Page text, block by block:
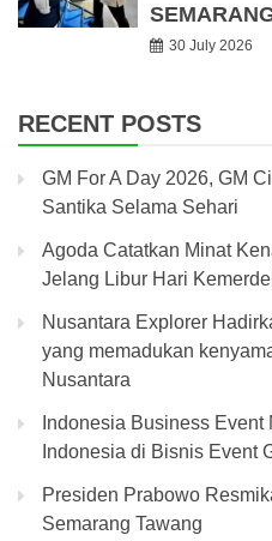
30 July 2026
RECENT POSTS
GM For A Day 2026, GM
Santika Selama Sehari
Agoda Catatkan Minat
Jelang Libur Hari
Nusantara Explorer
yang memadukan
Nusantara
Indonesia Business
Indonesia di Bisnis Event
Presiden Prabowo
Semarang Tawang